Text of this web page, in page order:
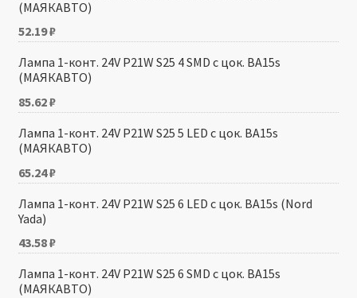
(МАЯКАВТО)
52.19₽
Лампа 1-конт. 24V P21W S25 4 SMD с цок. BA15s
(МАЯКАВТО)
85.62₽
Лампа 1-конт. 24V P21W S25 5 LED с цок. BA15s
(МАЯКАВТО)
65.24₽
Лампа 1-конт. 24V P21W S25 6 LED с цок. BA15s (Nord
Yada)
43.58₽
Лампа 1-конт. 24V P21W S25 6 SMD с цок. BA15s
(МАЯКАВТО)